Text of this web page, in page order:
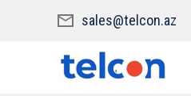
sales@telcon.az